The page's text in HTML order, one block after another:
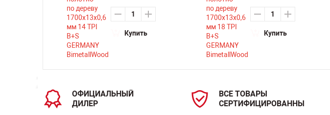
Купить Купить
ОФИЦИАЛЬНЫЙ
ДИЛЕР
ВСЕ ТОВАРЫ
СЕРТИФИЦИРОВАННЫ